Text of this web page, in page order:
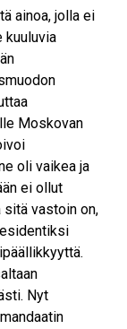
ainoa, jolla ei
kuuluvia
Moskovan
oli vaikea ja
ei ollut
sitä vastoin on,
Nyt